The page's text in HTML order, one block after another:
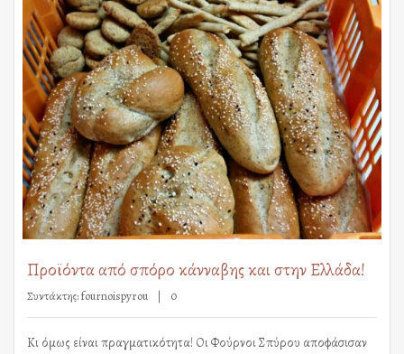
Προϊόντα από σπόρο κάνναβης και στην Ελλάδα!
Συντάκτης:fournoispyrou 0
Κι όμως είναι πραγματικότητα! Οι Φούρνοι Σπύρου αποφάσισαν